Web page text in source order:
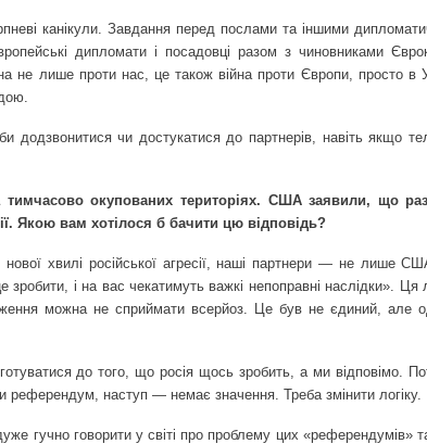
канікули. Завдання перед послами та іншими
дипломати і посадовці разом з чиновниками
не лише проти нас, це також війна проти Європи, просто в
додзвонитися чи достукатися до партнерів, навіть якщо
окупованих територіях. США заявили, що
Якою вам хотілося б бачити цю відповідь?
хвилі російської агресії, наші партнери — не лише
і на вас чекатимуть важкі непоправні наслідки». Ця
можна не сприймати всерйоз. Це був не єдиний, але
до того, що росія щось зробить, а ми відповімо.
наступ — немає значення. Треба змінити логіку.
гучно говорити у світі про проблему цих «референдумів»